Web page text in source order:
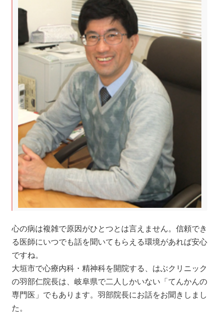
心の病は複雑で原因がひとつとは言えません。信頼でき
る医師にいつでも話を聞いてもらえる環境があれば安心
ですね。
大垣市で心療内科・精神科を開院する、はぶクリニック
の羽部仁院長は、岐阜県で二人しかいない「てんかんの
専門医」でもあります。羽部院長にお話をお聞きしまし
た。